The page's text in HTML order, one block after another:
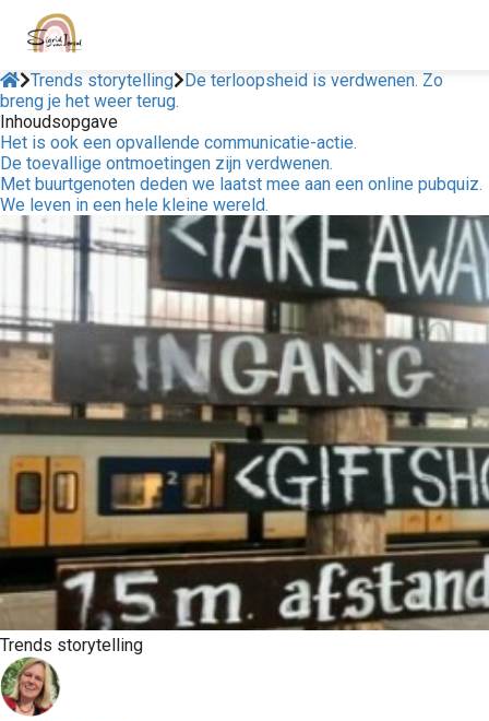
Trends storytelling
De terloopsheid is verdwenen. Zo
breng je het weer terug.
Inhoudsopgave
Het is ook een opvallende communicatie-actie.
De toevallige ontmoetingen zijn verdwenen.
Met buurtgenoten deden we laatst mee aan een online pubquiz.
We leven in een hele kleine wereld.
Trends storytelling